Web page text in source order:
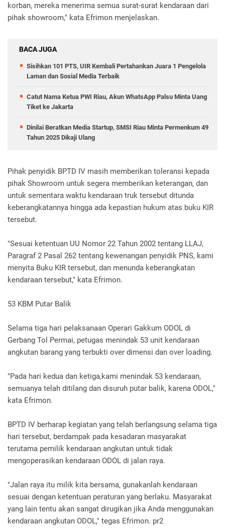
korban, mereka menerima semua surat-surat kendaraan dari
pihak showroom," kata Efrimon menjelaskan.
BACA JUGA
Sisihkan 101 PTS, UIR Kembali Pertahankan Juara 1 Pengelola
Laman dan Sosial Media Terbaik
Catut Nama Ketua PWI Riau, Akun WhatsApp Palsu Minta Uang
Tiket ke Jakarta
Dinilai Beratkan Media Startup, SMSI Riau Minta Permenkum 49
Tahun 2025 Dikaji Ulang
Pihak penyidik BPTD IV masih memberikan toleransi kepada
pihak Showroom untuk segera memberikan keterangan, dan
untuk sementara waktu kendaraan truk tersebut ditunda
keberangkatannya hingga ada kepastian hukum atas buku KIR
tersebut.
"Sesuai ketentuan UU Nomor 22 Tahun 2002 tentang LLAJ,
Paragraf 2 Pasal 262 tentang kewenangan penyidik PNS, kami
menyita Buku KIR tersebut, dan menunda keberangkatan
kendaraan tersebut," kata Efrimon.
53 KBM Putar Balik
Selama tiga hari pelaksanaan Operari Gakkum ODOL di
Gerbang Tol Permai, petugas menindak 53 unit kendaraan
angkutan barang yang terbukti over dimensi dan over loading.
"Pada hari kedua dan ketiga,kami menindak 53 kendaraan,
semuanya telah ditilang dan disuruh putar balik, karena ODOL,"
kata Efrimon.
BPTD IV berharap kegiatan yang telah berlangsung selama tiga
hari tersebut, berdampak pada kesadaran masyarakat
terutama pemilik kendaraan angkutan untuk tidak
mengoperasikan kendaraan ODOL di jalan raya.
"Jalan raya itu milik kita bersama, gunakanlah kendaraan
sesuai dengan ketentuan peraturan yang berlaku. Masyarakat
yang lain tentu akan sangat dirugikan jika Anda menggunakan
kendaraan angkutan ODOL," tegas Efrimon. pr2